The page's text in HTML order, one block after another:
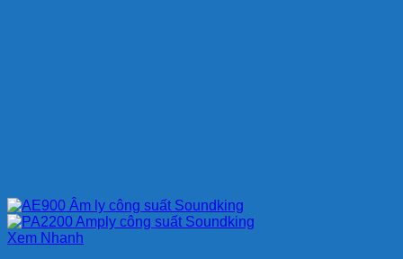
Xem Nhanh